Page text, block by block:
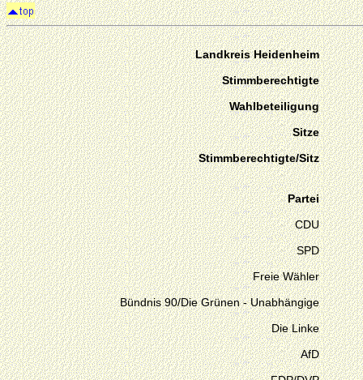
Landkreis Heidenheim
Stimmberechtigte
Wahlbeteiligung
Sitze
Stimmberechtigte/Sitz
Partei
CDU
SPD
Freie Wähler
Bündnis 90/Die Grünen - Unabhängige
Die Linke
AfD